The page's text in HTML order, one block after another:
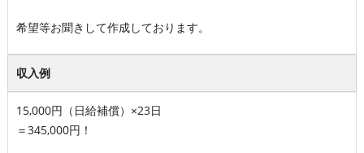
希望等お聞きして作成しております。
収入例
15,000円（日給補償）×23日
＝345,000円！